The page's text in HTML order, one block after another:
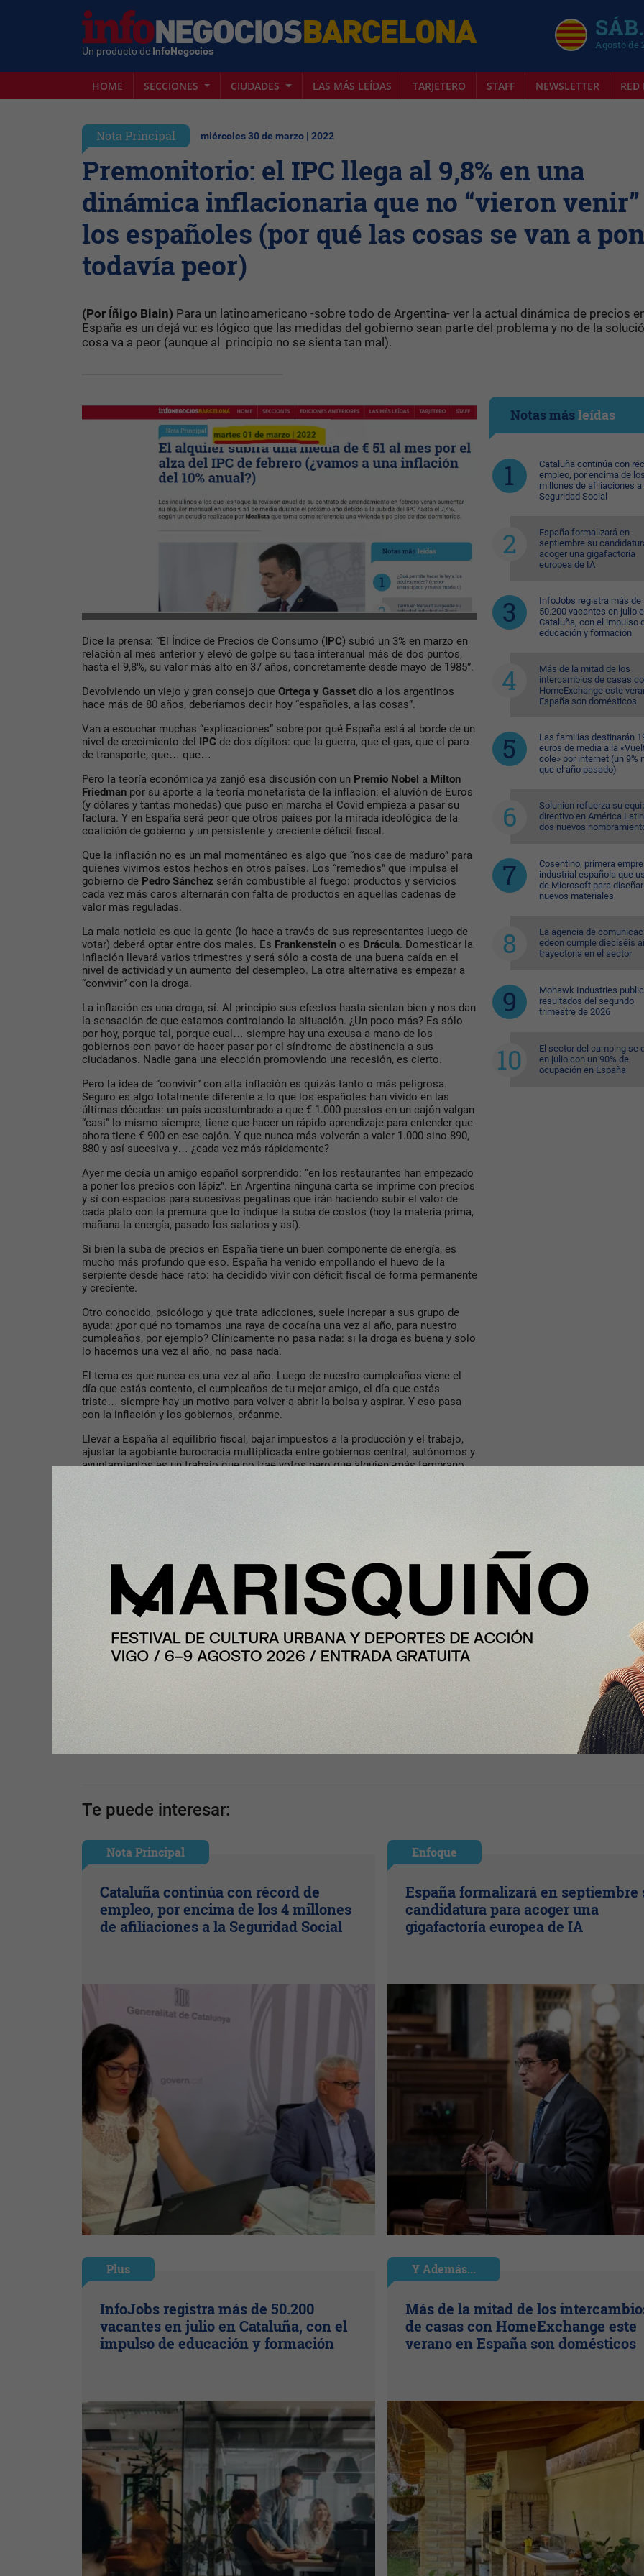
Un producto de InfoNegocios Agosto de
HOME SECCIONES CIUDADES LAS MÁS LEÍDAS TARJETERO STAFF NEWSLETTER
Nota Principal miércoles 30 de marzo | 2022
Premonitorio: el IPC llega al 9,8% en una
dinámica inflacionaria que no “vieron venir”
los españoles (por qué las cosas se van a
todavía peor)
(Por Íñigo Biain) Para un latinoamericano -sobre todo de Argentina- ver la actual dinámica de precios
España es un dejá vu: es lógico que las medidas del gobierno sean parte del problema y no de la
cosa va a peor (aunque al principio no se sienta tan mal).
Dice la prensa: “El Índice de Precios de Consumo ( IPC) subió un 3% en marzo en
relación al mes anterior y elevó de golpe su tasa interanual más de dos puntos,
hasta el 9,8%, su valor más alto en 37 años, concretamente desde mayo de 1985”.
Devolviendo un viejo y gran consejo que Ortega y Gasset dio a los argentinos
hace más de 80 años, deberíamos decir hoy “españoles, a las cosas”.
Van a escuchar muchas “explicaciones” sobre por qué España está al borde de un
nivel de crecimiento del
IPC de dos dígitos: que la guerra, que el gas, que el paro
de transporte, que… que…
Pero la teoría económica ya zanjó esa discusión con un Premio Nobel a Milton
Friedman por su aporte a la teoría monetarista de la inflación: el aluvión de Euros
(y dólares y tantas monedas) que puso en marcha el Covid empieza a pasar su
factura. Y en España será peor que otros países por la mirada ideológica de la
coalición de gobierno y un persistente y creciente déficit fiscal.
Que la inflación no es un mal momentáneo es algo que “nos cae de maduro” para
quienes vivimos estos hechos en otros países. Los “remedios” que impulsa el
gobierno de Pedro Sánchez serán combustible al fuego: productos y servicios
cada vez más caros alternarán con falta de productos en aquellas cadenas de
valor más reguladas.
La mala noticia es que la gente (lo hace a través de sus representantes luego de
votar) deberá optar entre dos males. Es Frankenstein o es Drácula. Domesticar la
inflación llevará varios trimestres y será sólo a costa de una buena caída en el
nivel de actividad y un aumento del desempleo. La otra alternativa es empezar a
“convivir” con la droga.
La inflación es una droga, sí. Al principio sus efectos hasta sientan bien y nos dan
la sensación de que estamos controlando la situación. ¿Un poco más? Es sólo
por hoy, porque tal, porque cual… siempre hay una excusa a mano de los
gobiernos con pavor de hacer pasar por el síndrome de abstinencia a sus
ciudadanos. Nadie gana una elección promoviendo una recesión, es cierto.
Pero la idea de “convivir” con alta inflación es quizás tanto o más peligrosa.
Seguro es algo totalmente diferente a lo que los españoles han vivido en las
últimas décadas: un país acostumbrado a que € 1.000 puestos en un cajón valgan
“casi” lo mismo siempre, tiene que hacer un rápido aprendizaje para entender que
ahora tiene € 900 en ese cajón. Y que nunca más volverán a valer 1.000 sino 890,
880 y así sucesiva y… ¿cada vez más rápidamente?
Ayer me decía un amigo español sorprendido: “en los restaurantes han empezado
a poner los precios con lápiz”. En Argentina ninguna carta se imprime con precios
y sí con espacios para sucesivas pegatinas que irán haciendo subir el valor de
cada plato con la premura que lo indique la suba de costos (hoy la materia prima,
mañana la energía, pasado los salarios y así).
Si bien la suba de precios en España tiene un buen componente de energía, es
mucho más profundo que eso. España ha venido empollando el huevo de la
serpiente desde hace rato: ha decidido vivir con déficit fiscal de forma permanente
y creciente.
Otro conocido, psicólogo y que trata adicciones, suele increpar a sus grupo de
ayuda: ¿por qué no tomamos una raya de cocaína una vez al año, para nuestro
cumpleaños, por ejemplo? Clínicamente no pasa nada: si la droga es buena y solo
lo hacemos una vez al año, no pasa nada.
El tema es que nunca es una vez al año. Luego de nuestro cumpleaños viene el
día que estás contento, el cumpleaños de tu mejor amigo, el día que estás
triste… siempre hay un motivo para volver a abrir la bolsa y aspirar. Y eso pasa
con la inflación y los gobiernos, créanme.
Llevar a España al equilibrio fiscal, bajar impuestos a la producción y el trabajo,
ajustar la agobiante burocracia multiplicada entre gobiernos central, autónomos y
ayuntamientos es un trabajo que no trae votos pero que alguien -más temprano
Compartir con tus amigos de
Notas másleídas
Cataluña continúa con
empleo, por encima de
millones de afiliaciones a
Seguridad Social
España formalizará en
septiembre su
acoger una gigafactoría
europea de IA
InfoJobs registra más de
50.200 vacantes en julio
Cataluña, con el impulso
educación y formación
Más de la mitad de los
intercambios de casas
HomeExchange este
España son domésticos
Las familias destinarán
euros de media a la
cole» por internet (un 9%
que el año pasado)
Solunion refuerza su
directivo en América
dos nuevos
Cosentino, primera
industrial española que
de Microsoft para diseñar
nuevos materiales
La agencia de
edeon cumple dieciséis
trayectoria en el sector
Mohawk Industries
resultados del segundo
trimestre de 2026
El sector del camping se
en julio con un 90% de
ocupación en España
Te puede interesar:
Nota Principal
Cataluña continúa con récord de
empleo, por encima de los 4 millones
de afiliaciones a la Seguridad Social
Enfoque
España formalizará en septiembre
candidatura para acoger una
gigafactoría europea de IA
Plus
InfoJobs registra más de 50.200
vacantes en julio en Cataluña, con el
impulso de educación y formación
Y Además...
Más de la mitad de los
de casas con HomeExchange este
verano en España son domésticos